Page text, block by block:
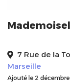
7 Rue de la
Marseille
Ajouté le 2